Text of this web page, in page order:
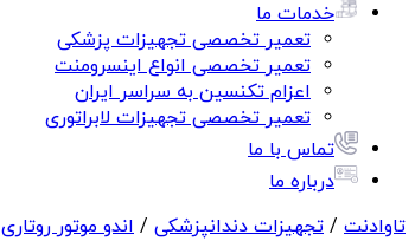
خدمات ما
تعمیر تخصصی تجهیزات پزشکی
تعمیر تخصصی انواع اینسرومنت
اعزام تکنسین به سراسر ایران
تعمیر تخصصی تجهیزات لابراتوری
تماس با ما
درباره ما
تاوادنت / تجهیزات دندانپزشکی / اندو موتور روتاری